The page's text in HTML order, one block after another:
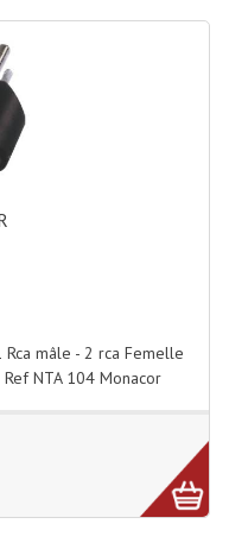
Monitoring
& Consoles
DJ
mâle - 2 rca Femelle
NTA 104 Monacor